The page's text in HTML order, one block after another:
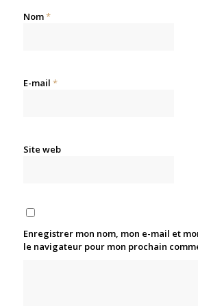
Nom*
E-mail *
Site web
Enregistrer mon nom, mon e-mail et
le navigateur pour mon prochain